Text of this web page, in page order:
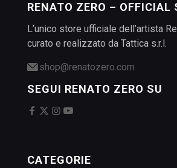
RENATO ZERO – OFFICIAL
L’unico store ufficiale dell’artista
curato e realizzato da Tattica s.r.l.
shop@renatozero.com
SEGUI RENATO ZERO SU
CATEGORIE